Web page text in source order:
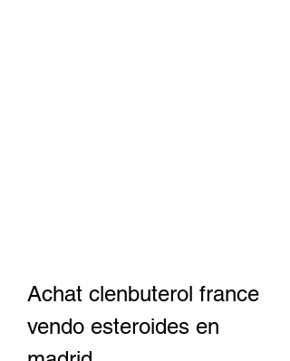
Achat clenbuterol france
vendo esteroides en